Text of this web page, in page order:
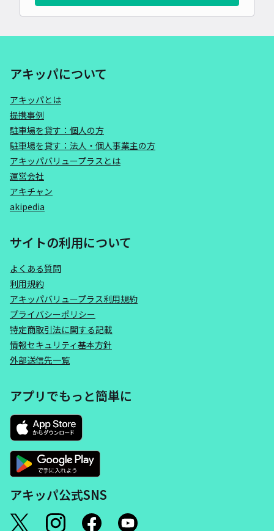
アキッパについて
アキッパとは
提携事例
駐車場を貸す：個人の方
駐車場を貸す：法人・個人事業主の方
アキッパバリュープラスとは
運営会社
アキチャン
akipedia
サイトの利用について
よくある質問
利用規約
アキッパバリュープラス利用規約
プライバシーポリシー
特定商取引法に関する記載
情報セキュリティ基本方針
外部送信先一覧
アプリでもっと簡単に
アキッパ公式SNS